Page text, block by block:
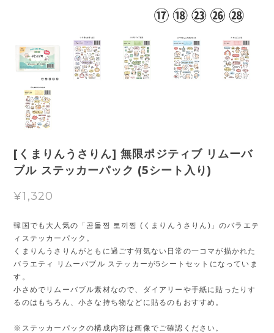
[くまりんうさりん] 無限ポジティブ リムーバ
ブル ステッカーパック (5シート入り)
¥1,320
韓国でも大人気の「곰돌찡 토끼찡 (くまりんうさりん)」のバラエテ
ィステッカーパック。
くまりんうさりんがともに過ごす何気ない日常の一コマが描かれた
バラエティ リムーバブル ステッカーが5シートセットになっていま
す。
小さめでリムーバブル素材なので、ダイアリーや手紙に貼ったりす
るのはもちろん、小さな持ち物などに貼るのもおすすめ。
※ステッカーパックの構成内容は画像でご確認ください。